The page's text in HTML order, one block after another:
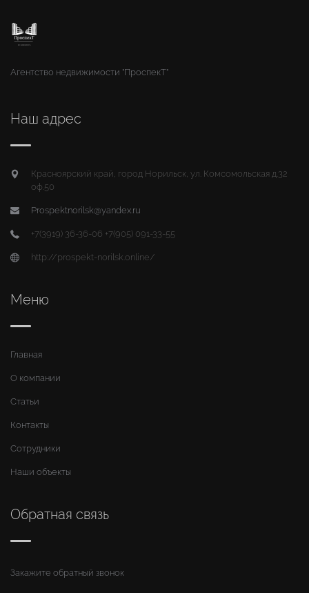
Агентство недвижимости "ПроспекТ"
Наш адрес
Красноярский край, город Норильск, ул. Комсомольская д.32
оф.50
Prospektnorilsk@yandex.ru
+7(3919) 36-36-06 +7(905) 091-33-55
http://prospekt-norilsk.online/
Меню
Главная
О компании
Статьи
Контакты
Сотрудники
Наши объекты
Обратная связь
Закажите обратный звонок